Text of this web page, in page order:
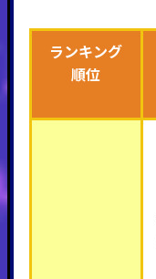
ランキング
順位